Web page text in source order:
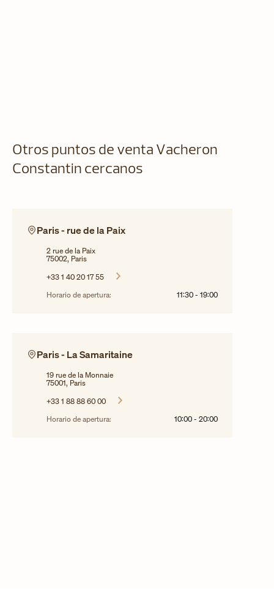
Otros puntos de venta Vacheron
Constantin cercanos
Paris - rue de la Paix
2 rue de la Paix
75002, Paris
+33 1 40 20 17 55
Horario de apertura:
11:30 - 19:00
Paris - La Samaritaine
19 rue de la Monnaie
75001, Paris
+33 1 88 88 60 00
Horario de apertura:
10:00 - 20:00